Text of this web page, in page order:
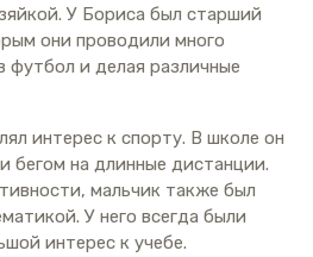
У Бориса был старший
они проводили много
футбол и делая различные
интерес к спорту. В школе он
бегом на длинные дистанции.
мальчик также был
У него всегда были
интерес к учебе.